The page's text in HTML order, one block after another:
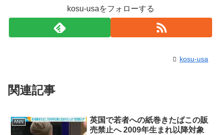
kosu-usaをフォローする
kosu-usa
関連記事
ANN
英国で若者への紙巻きたばこの販
売禁止へ 2009年生まれ以降対象